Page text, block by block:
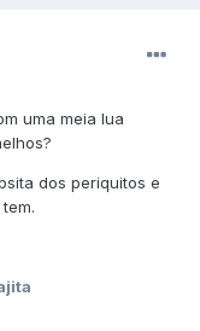
uma meia lua
dos periquitos e